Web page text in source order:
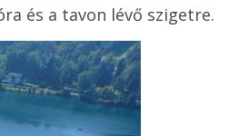
és a tavon lévő szigetre.